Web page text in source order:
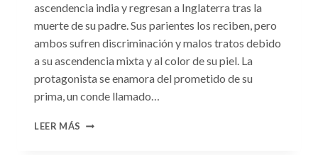
ascendencia india y regresan a Inglaterra tras la
muerte de su padre. Sus parientes los reciben, pero
ambos sufren discriminación y malos tratos debido
a su ascendencia mixta y al color de su piel. La
protagonista se enamora del prometido de su
prima, un conde llamado…
LEER MÁS CONSULTA